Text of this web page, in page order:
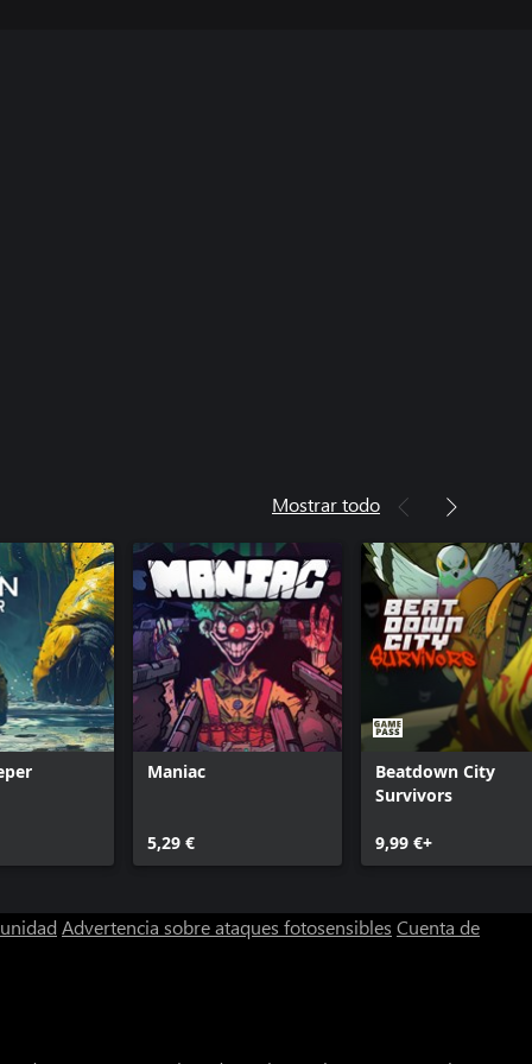
Mostrar todo
Maniac
5,29 €
Beatdown City
Survivors
9,99 €+
Advertencia sobre ataques fotosensibles Cuenta de